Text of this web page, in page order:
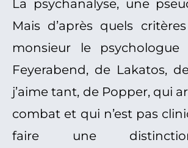
La psychanalyse, une
Mais d’après quels
monsieur le
Feyerabend, de Lakatos,
j’aime tant, de Popper, qui
combat et qui n’est pas
faire une